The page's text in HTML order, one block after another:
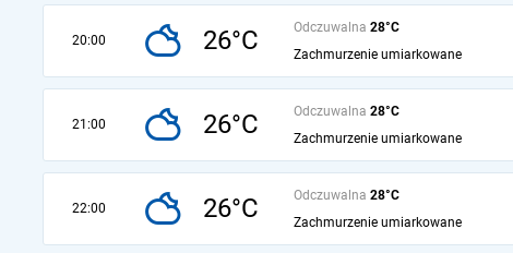
20:00 26°C Odczuwalna 28°C
Zachmurzenie umiarkowane
21:00 26°C Odczuwalna 28°C
Zachmurzenie umiarkowane
22:00 26°C Odczuwalna 28°C
Zachmurzenie umiarkowane